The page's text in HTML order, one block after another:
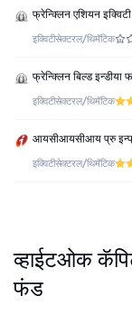
फ्रेन्क्लिन एशियन
इक्विटीसेक्टरल/थिमॅटिक
फ्रेन्क्लिन बिल्ड इन्डीया
इक्विटीसेक्टरल/थिमॅटिक
आयसीआयसीआय प्रु
इक्विटीसेक्टरल/थिमॅटिक
व्हाईटओक
फंड